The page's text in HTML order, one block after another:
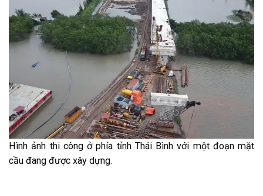
Hình ảnh thi công ở phía tỉnh Thái Bình với một đoạn mặt
cầu đang được xây dựng.